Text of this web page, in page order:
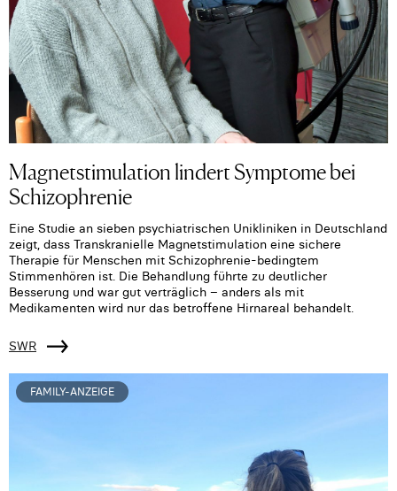
Magnetstimulation lindert Symptome bei
Schizophrenie
Eine Studie an sieben psychiatrischen Unikliniken in Deutschland
zeigt, dass Transkranielle Magnetstimulation eine sichere
Therapie für Menschen mit Schizophrenie-bedingtem
Stimmenhören ist. Die Behandlung führte zu deutlicher
Besserung und war gut verträglich – anders als mit
Medikamenten wird nur das betroffene Hirnareal behandelt.
SWR
FAMILY-ANZEIGE